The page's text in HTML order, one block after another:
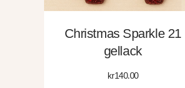
Christmas Sparkle 21
gellack
kr140.00